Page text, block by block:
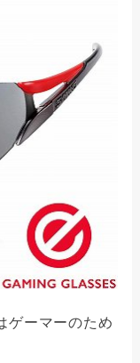
ゲーマーのため